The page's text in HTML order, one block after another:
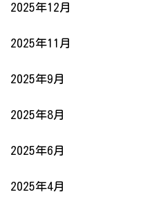
2025年12月
2025年11月
2025年9月
2025年8月
2025年6月
2025年4月